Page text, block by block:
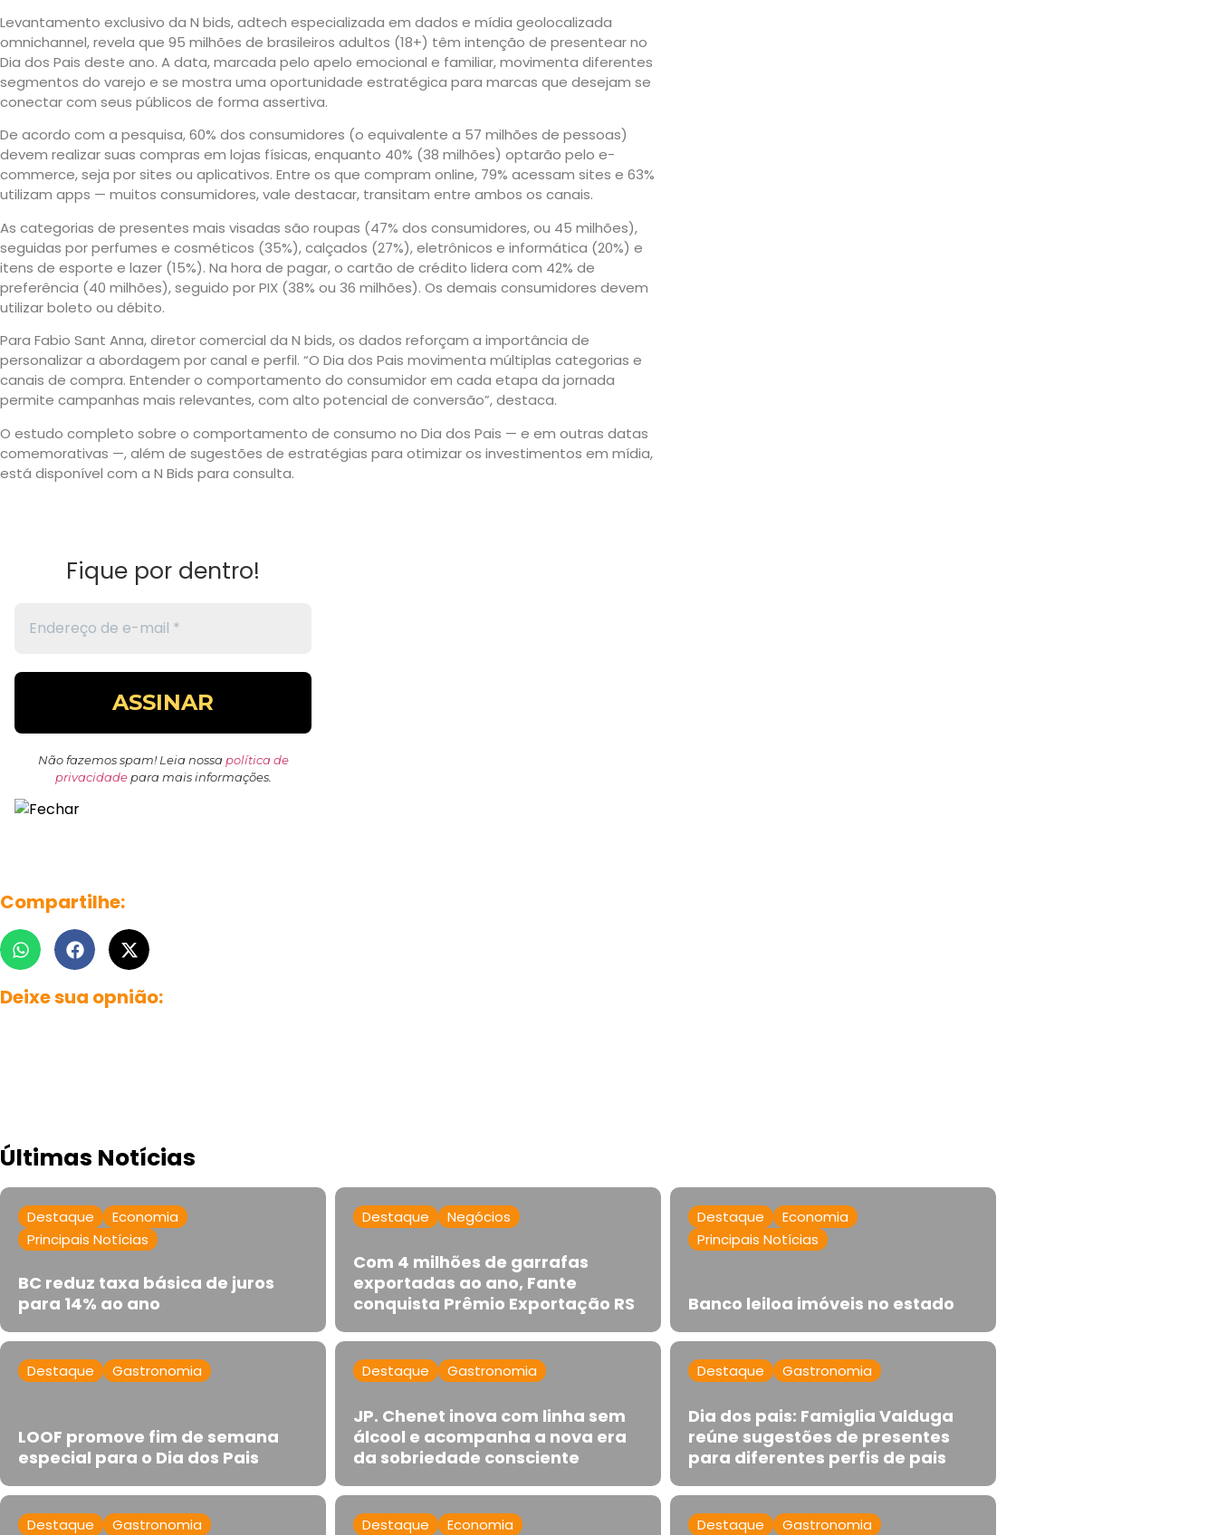
Levantamento exclusivo da N bids, adtech especializada em dados e mídia geolocalizada
omnichannel, revela que 95 milhões de brasileiros adultos (18+) têm intenção de presentear no
Dia dos Pais deste ano. A data, marcada pelo apelo emocional e familiar, movimenta diferentes
segmentos do varejo e se mostra uma oportunidade estratégica para marcas que desejam se
conectar com seus públicos de forma assertiva.
De acordo com a pesquisa, 60% dos consumidores (o equivalente a 57 milhões de pessoas)
devem realizar suas compras em lojas físicas, enquanto 40% (38 milhões) optarão pelo e-
commerce, seja por sites ou aplicativos. Entre os que compram online, 79% acessam sites e 63%
utilizam apps — muitos consumidores, vale destacar, transitam entre ambos os canais.
As categorias de presentes mais visadas são roupas (47% dos consumidores, ou 45 milhões),
seguidas por perfumes e cosméticos (35%), calçados (27%), eletrônicos e informática (20%) e
itens de esporte e lazer (15%). Na hora de pagar, o cartão de crédito lidera com 42% de
preferência (40 milhões), seguido por PIX (38% ou 36 milhões). Os demais consumidores devem
utilizar boleto ou débito.
Para Fabio Sant Anna, diretor comercial da N bids, os dados reforçam a importância de
personalizar a abordagem por canal e perfil. “O Dia dos Pais movimenta múltiplas categorias e
canais de compra. Entender o comportamento do consumidor em cada etapa da jornada
permite campanhas mais relevantes, com alto potencial de conversão”, destaca.
O estudo completo sobre o comportamento de consumo no Dia dos Pais — e em outras datas
comemorativas —, além de sugestões de estratégias para otimizar os investimentos em mídia,
está disponível com a N Bids para consulta.
Fique por dentro!
Não fazemos spam! Leia nossa política de
privacidadepara mais informações.
Compartilhe:
Deixe sua opnião:
Últimas Notícias
Destaque
Economia
Principais Notícias
BC reduz taxa básica de juros
para 14% ao ano
Destaque Negócios
Com 4 milhões de garrafas
exportadas ao ano, Fante
conquista Prêmio Exportação RS
Destaque
Economia
Principais Notícias
Banco leiloa imóveis no estado
Destaque Gastronomia
LOOF promove fim de semana
especial para o Dia dos Pais
Destaque Gastronomia
JP. Chenet inova com linha sem
álcool e acompanha a nova era
da sobriedade consciente
Destaque Gastronomia
Dia dos pais: Famiglia Valduga
reúne sugestões de presentes
para diferentes perfis de pais
Destaque Gastronomia Destaque Economia Destaque Gastronomia